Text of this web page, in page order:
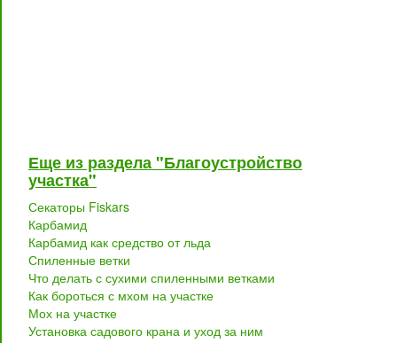
Еще из раздела "Благоустройство
участка"
Секаторы Fiskars
Карбамид
Карбамид как средство от льда
Спиленные ветки
Что делать с сухими спиленными ветками
Как бороться с мхом на участке
Мох на участке
Установка садового крана и уход за ним